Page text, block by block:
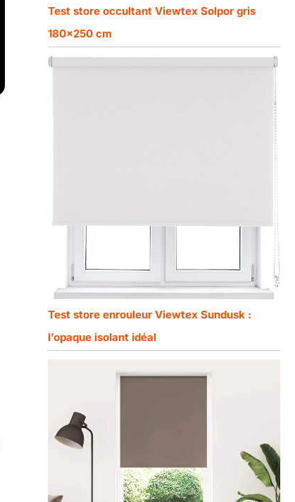
Test store occultant Viewtex Solpor gris
180×250 cm
Test store enrouleur Viewtex Sundusk :
l’opaque isolant idéal